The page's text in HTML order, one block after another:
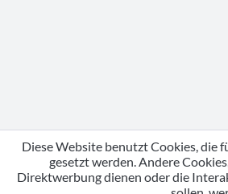
Diese Website benutzt Cookies, die
gesetzt werden. Andere
Direktwerbung dienen oder die